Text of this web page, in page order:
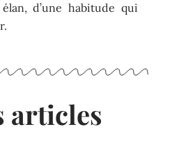
d’une habitude qui
articles